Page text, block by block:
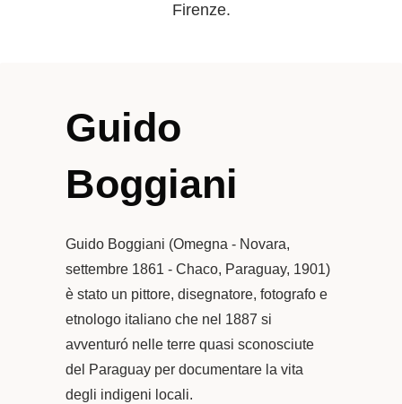
Firenze.
Guido
Boggiani
Guido Boggiani (Omegna - Novara,
settembre 1861 - Chaco, Paraguay, 1901)
è stato un pittore, disegnatore, fotografo e
etnologo italiano che nel 1887 si
avventuró nelle terre quasi sconosciute
del Paraguay per documentare la vita
degli indigeni locali.